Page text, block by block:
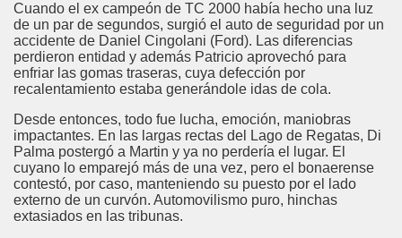
Cuando el ex campeón de TC 2000 había hecho una luz
de un par de segundos, surgió el auto de seguridad por un
accidente de Daniel Cingolani (Ford). Las diferencias
perdieron entidad y además Patricio aprovechó para
enfriar las gomas traseras, cuya defección por
recalentamiento estaba generándole idas de cola.
Desde entonces, todo fue lucha, emoción, maniobras
impactantes. En las largas rectas del Lago de Regatas, Di
Palma postergó a Martin y ya no perdería el lugar. El
cuyano lo emparejó más de una vez, pero el bonaerense
contestó, por caso, manteniendo su puesto por el lado
externo de un curvón. Automovilismo puro, hinchas
extasiados en las tribunas.